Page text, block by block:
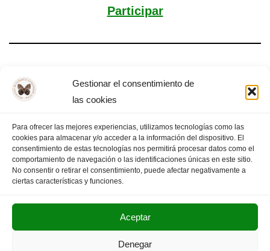
Gestionar el consentimiento de
las cookies
Para ofrecer las mejores experiencias, utilizamos tecnologías como las
cookies para almacenar y/o acceder a la información del dispositivo. El
consentimiento de estas tecnologías nos permitirá procesar datos como el
comportamiento de navegación o las identificaciones únicas en este sitio.
No consentir o retirar el consentimiento, puede afectar negativamente a
ciertas características y funciones.
Aceptar
Denegar
Participar
« PÁGINA
ANTERIOR
1 2 3 4
… 7
PÁGINA
SIGUIENTE »
POLITICA DE PRIVACIDAD AVISO LEGAL